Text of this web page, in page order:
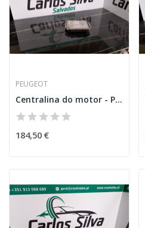
PEUGEOT
Centralina do motor - Peugeot 207
184,50 €